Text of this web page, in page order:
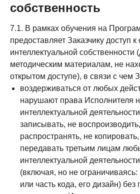
собственность
7.1. В рамках обучения на
предоставляет Заказчику доступ к
интеллектуальной собственности
методическим материалам, не
открытом доступе), в связи с чем
воздерживаться от любых
нарушают права Исполнителя
интеллектуальной
записывать, не
распространять, не
передавать третьим лицам
интеллектуальной
(включая, но не
или часть кода, его дизайн) без